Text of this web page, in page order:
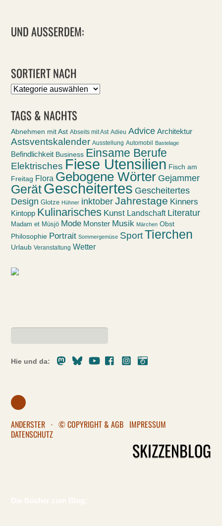
UND AUSSERDEM:
SORTIERT NACH
Sortiert
TAGS & NACHTS
Abnehmen mit Ast Abseits mit Ast Adieu Advice Architektur
Astsventskalender Ausstellung Automobil Bastelage
Befindlichkeit Business Einsame Berufe
Elektrisches Fiese Utensilien Fisch am
Freitag Flora Gebogene Wörter Gejammer
GerätGescheitertes Gescheitertes
Design Glotze Hühner inktober Jahrestage Kinners
Kintopp Kulinarisches Kunst Landschaft Literatur
Madam et Müsjö Mode Monster Musik Märchen Obst
Philosophie Portrait Sommergemüse Sport Tierchen
Urlaub Veranstaltung Wetter
Hie und da:
MastodonBlueskyYoutubeFacebookInstagram
ANDERSTER · © COPYRIGHT & AGB IMPRESSUM
DATENSCHUTZ
SKIZZENBLOG